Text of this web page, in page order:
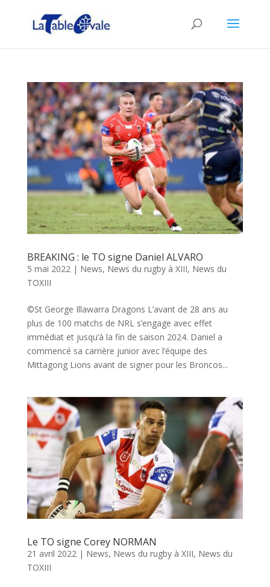
BREAKING : le TO signe Daniel ALVARO
5 mai 2022| News, News du rugby à XIII, News du
TOXIII
©St George Illawarra Dragons L’avant de 28 ans au
plus de 100 matchs de NRL s’engage avec effet
immédiat et jusqu’à la fin de saison 2024. Daniel a
commencé sa carrière junior avec l’équipe des
Mittagong Lions avant de signer pour les Broncos...
Le TO signe Corey NORMAN
21 avril 2022| News, News du rugby à XIII, News du
TOXIII